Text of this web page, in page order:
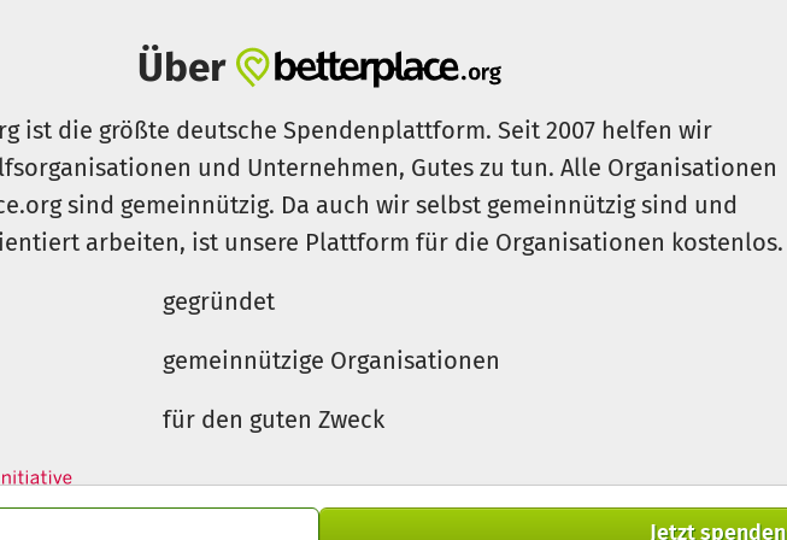
Jetzt spenden
Über
ist die größte deutsche Spendenplattform. Seit 2007 helfen wir
und Unternehmen, Gutes zu tun. Alle Organisationen
sind gemeinnützig. Da auch wir selbst gemeinnützig sind und
arbeiten, ist unsere Plattform für die Organisationen kostenlos.
gegründet
gemeinnützige Organisationen
für den guten Zweck